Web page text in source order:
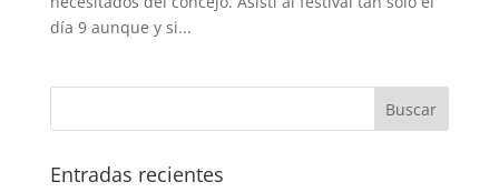
día 9 aunque y si...
Entradas recientes